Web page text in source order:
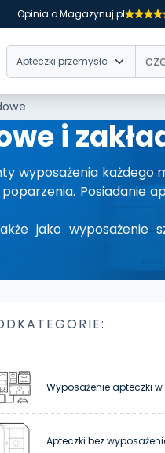
Opinia o Magazynuj.pl
i
wyposażenia
jako wyposażenie
Wyposażenie apteczki
Apteczki bez